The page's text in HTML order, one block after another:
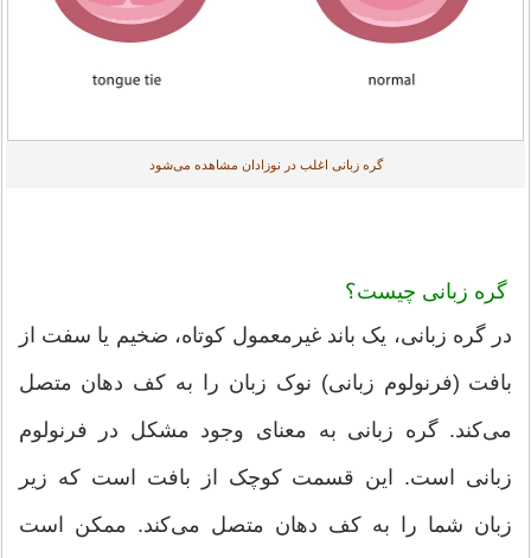
گره زبانی اغلب در نوزادان مشاهده می‌شود
گره زبانی چیست؟
در گره زبانی، یک باند غیرمعمول کوتاه، ضخیم یا سفت از
بافت (فرنولوم زبانی) نوک زبان را به کف دهان متصل
می‌کند. گره زبانی به معنای وجود مشکل در فرنولوم
زبانی است. این قسمت کوچک از بافت است که زیر
زبان شما را به کف دهان متصل می‌کند. ممکن است